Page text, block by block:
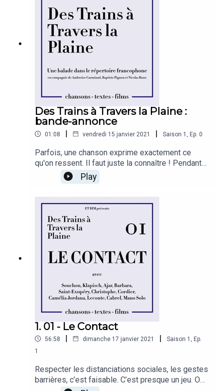
Des Trains à Travers la Plaine :
bande-annonce
01:08 | vendredi 15 janvier 2021 | Saison 1 Ep. 0
Parfois, une chanson exprime exactement ce
qu'on ressent. Il faut juste la connaître ! Pendant
une heure, partez à la rencontre de ces pépites
du répertoire sélectionnées en fonction d'un
Baptiste et Nicolas, trois copains qui aiment
partager les passages des bouquins qui les ont
marqués et s'extasier devant une rime.
Play
1. 01 - Le Contact
56:58 | dimanche 17 janvier 2021 | Saison 1
Ep.
1
Respecter les distanciations sociales, les gestes
barrières, c’est faisable. C’est presque un jeu. On